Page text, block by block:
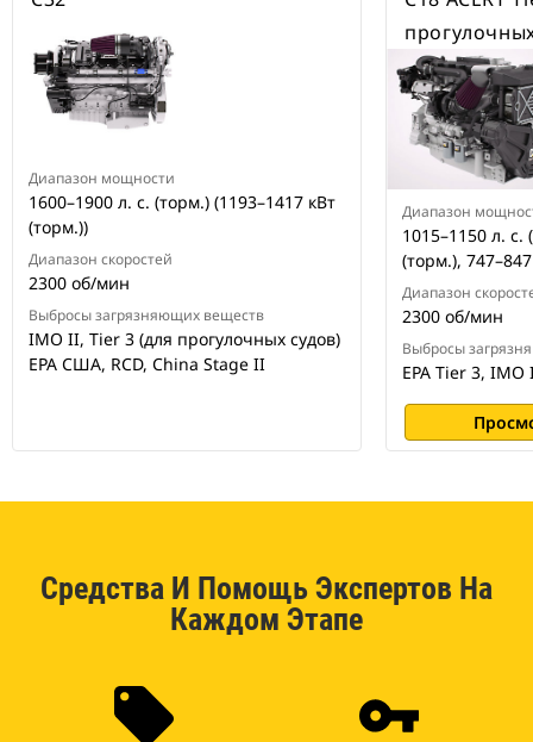
Диапазон мощности
1600–1900 л. с. (торм.) (1193–1417 кВт
(торм.))
Диапазон скоростей
2300 об/мин
Выбросы загрязняющих веществ
IMO II, Tier 3 (для прогулочных судов)
EPA США, RCD, China Stage II
Диапазон
1015–1150 л. с.
(торм.),
Диапазон
2300 об/мин
Выбросы
EPA Tier 3, IMO
Средства И Помощь Экспертов На
Каждом Этапе